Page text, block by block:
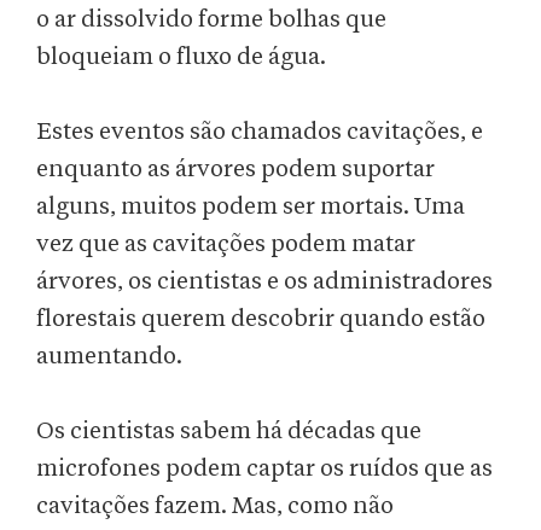
o ar dissolvido forme bolhas que
bloqueiam o fluxo de água.
Estes eventos são chamados cavitações, e
enquanto as árvores podem suportar
alguns, muitos podem ser mortais. Uma
vez que as cavitações podem matar
árvores, os cientistas e os administradores
florestais querem descobrir quando estão
aumentando.
Os cientistas sabem há décadas que
microfones podem captar os ruídos que as
cavitações fazem. Mas, como não